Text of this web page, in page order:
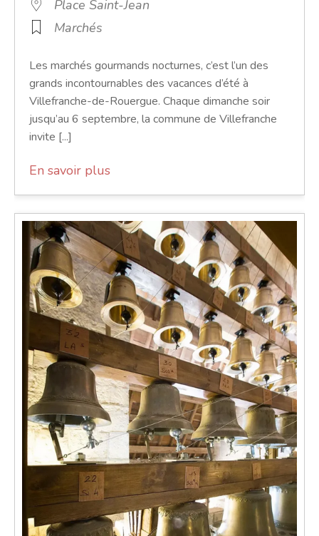
Place Saint-Jean
Marchés
Les marchés gourmands nocturnes, c’est l’un des
grands incontournables des vacances d’été à
Villefranche-de-Rouergue. Chaque dimanche soir
jusqu’au 6 septembre, la commune de Villefranche
invite [...]
En savoir plus